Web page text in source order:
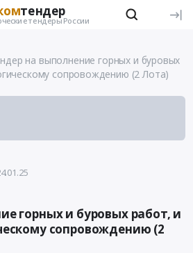
тендер
тендеры России
на выполнение горных и буровых
сопровождению (2 Лота)
горных и буровых работ, и
сопровождению (2